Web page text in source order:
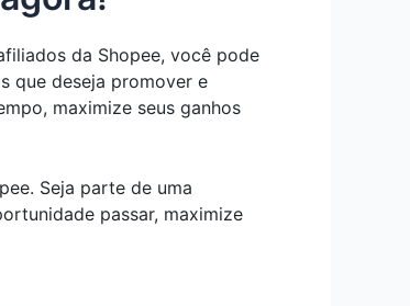
da Shopee, você pode
que deseja promover e
maximize seus ganhos
Seja parte de uma
passar, maximize